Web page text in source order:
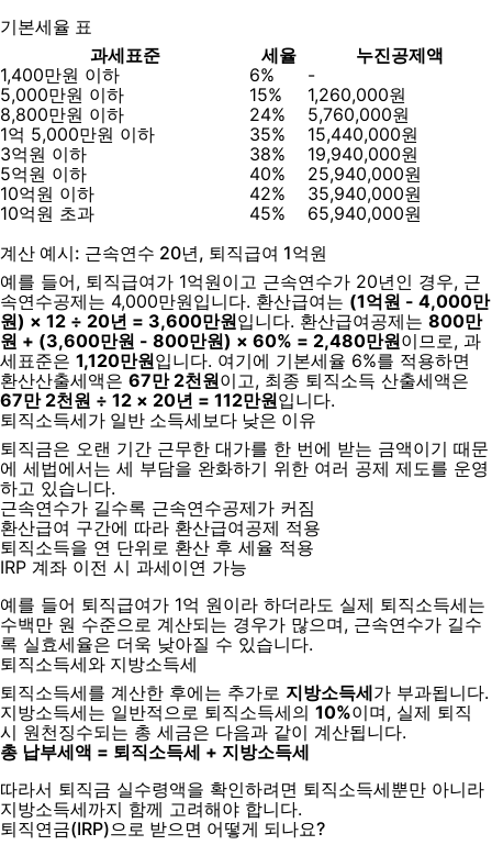
기본세율 표
과세표준
세율
누진공제액
1,400만원 이하
6%
-
5,000만원 이하
15%
1,260,000원
8,800만원 이하
24%
5,760,000원
1억 5,000만원 이하
35%
15,440,000원
3억원 이하
38%
19,940,000원
5억원 이하
40%
25,940,000원
10억원 이하
42%
35,940,000원
10억원 초과
45%
65,940,000원
계산 예시: 근속연수 20년, 퇴직급여 1억원
예를 들어, 퇴직급여가 1억원이고 근속연수가 20년인 경우, 근
속연수공제는 4,000만원입니다. 환산급여는 (1억원 - 4,000만
원) × 12 ÷ 20년 = 3,600만원입니다. 환산급여공제는 800만
원 + (3,600만원 - 800만원) × 60% = 2,480만원이므로, 과
세표준은 1,120만원입니다. 여기에 기본세율 6%를 적용하면
환산산출세액은 67만 2천원이고, 최종 퇴직소득 산출세액은
67만 2천원 ÷ 12 × 20년 = 112만원입니다.
퇴직소득세가 일반 소득세보다 낮은 이유
퇴직금은 오랜 기간 근무한 대가를 한 번에 받는 금액이기 때문
에 세법에서는 세 부담을 완화하기 위한 여러 공제 제도를 운영
하고 있습니다.
근속연수가 길수록 근속연수공제가 커짐
환산급여 구간에 따라 환산급여공제 적용
퇴직소득을 연 단위로 환산 후 세율 적용
IRP 계좌 이전 시 과세이연 가능
예를 들어 퇴직급여가 1억 원이라 하더라도 실제 퇴직소득세는
수백만 원 수준으로 계산되는 경우가 많으며, 근속연수가 길수
록 실효세율은 더욱 낮아질 수 있습니다.
퇴직소득세와 지방소득세
퇴직소득세를 계산한 후에는 추가로 지방소득세가 부과됩니다.
지방소득세는 일반적으로 퇴직소득세의 10%이며, 실제 퇴직
시 원천징수되는 총 세금은 다음과 같이 계산됩니다.
총 납부세액 = 퇴직소득세 + 지방소득세
따라서 퇴직금 실수령액을 확인하려면 퇴직소득세뿐만 아니라
지방소득세까지 함께 고려해야 합니다.
퇴직연금(IRP)으로 받으면 어떻게 되나요?